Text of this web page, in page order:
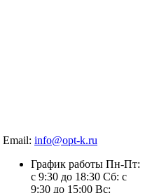
Email: info@opt-k.ru
График работы Пн-Пт:
с 9:30 до 18:30 Сб: с
9:30 до 15:00 Вс: